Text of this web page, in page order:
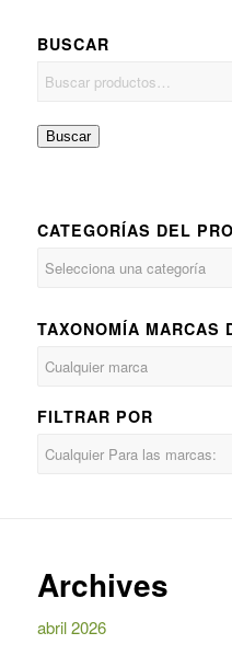
BUSCAR
Buscar
CATEGORÍAS DEL
TAXONOMÍA MARCAS
FILTRAR POR
Archives
abril 2026